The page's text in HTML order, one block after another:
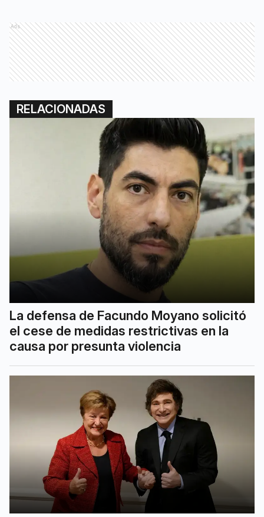
Ads
RELACIONADAS
La defensa de Facundo Moyano solicitó
el cese de medidas restrictivas en la
causa por presunta violencia